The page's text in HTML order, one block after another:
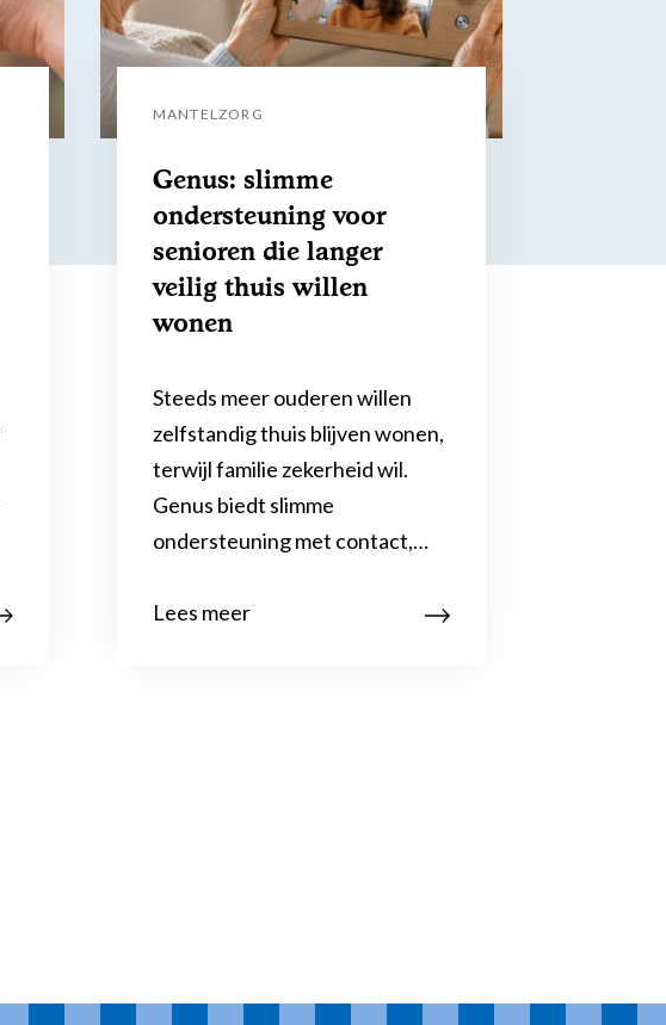
MANTELZORG
Genus: slimme
ondersteuning voor
senioren die langer
veilig thuis willen
wonen
Steeds meer ouderen willen
zelfstandig thuis blijven wonen,
terwijl familie zekerheid wil.
Genus biedt slimme
ondersteuning met contact,…
Lees meer